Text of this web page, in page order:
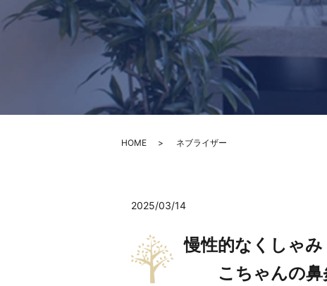
HOME ネブライザー
2025/03/14
慢性的なくしゃ
こちゃんの鼻